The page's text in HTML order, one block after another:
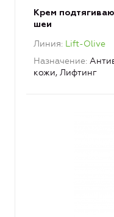
Крем
шеи
Линия Lift-Olive
Назначение
кожи, Лифтинг